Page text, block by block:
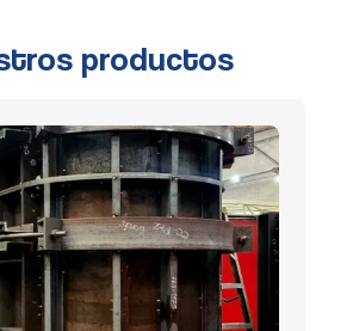
productos